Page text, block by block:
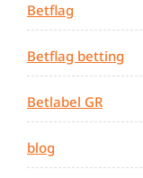
Betflag
Betflag betting
Betlabel GR
blog